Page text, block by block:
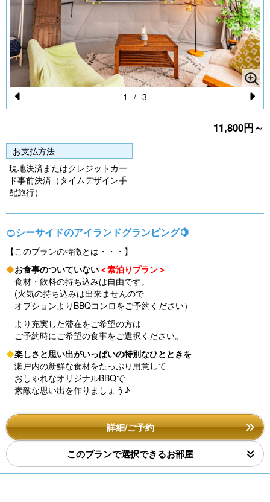
Pr
vi
o
u
s
N
e
1 / 3
11,800円～
お支払方法
現地決済またはクレジットカー
ド事前決済（タイムデザイン手
配旅行）
🍊シーサイドのアイランドグランピング🍋
【このプランの特徴とは・・・】
◆お食事のついていない＜素泊りプラン＞
食材・飲料の持ち込みは自由です。
(火気の持ち込みは出来ませんので
オプションよりBBQコンロをご予約ください）
より充実した滞在をご希望の方は
ご予約時にご希望の食事をご選択ください。
◆楽しさと思い出がいっぱいの特別なひとときを
瀬戸内の新鮮な食材をたっぷり用意して
おしゃれなオリジナルBBQで
素敵な思い出を作りましょう♪
詳細/ご予約
このプランで選択できるお部屋